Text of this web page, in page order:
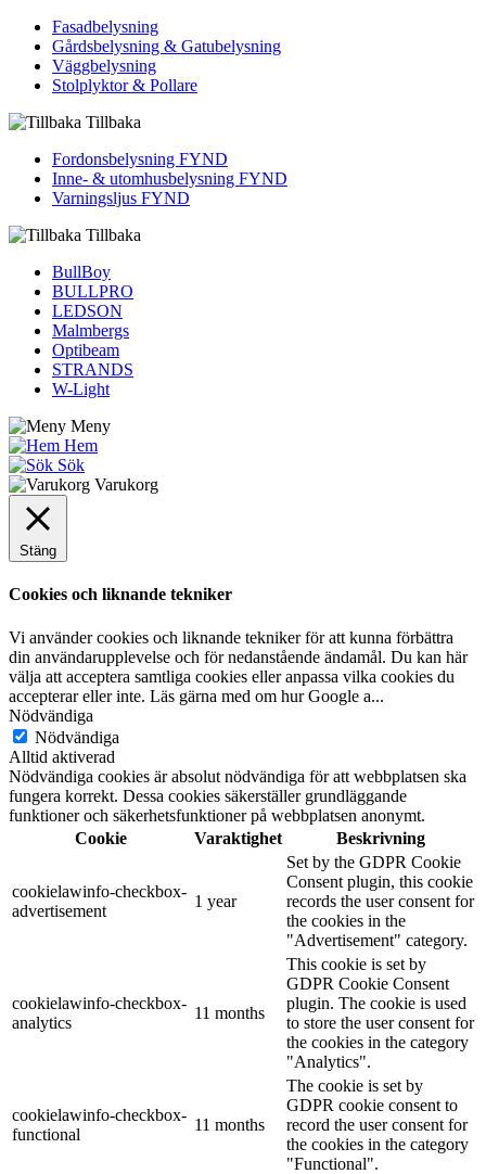
Fasadbelysning
Gårdsbelysning & Gatubelysning
Väggbelysning
Stolplyktor & Pollare
Tillbaka
Fordons­belysning FYND
Inne- & utomhus­belysning FYND
Varningsljus FYND
Tillbaka
BullBoy
BULLPRO
LEDSON
Malmbergs
Optibeam
STRANDS
W-Light
Meny
Hem
Sök
Varukorg
Stäng
Cookies och liknande tekniker
Vi använder cookies och liknande tekniker för att kunna förbättra
din användarupplevelse och för nedanstående ändamål. Du kan här
välja att acceptera samtliga cookies eller anpassa vilka cookies du
accepterar eller inte. Läs gärna med om hur Google a...
Nödvändiga
Nödvändiga
Alltid aktiverad
Nödvändiga cookies är absolut nödvändiga för att webbplatsen ska
fungera korrekt. Dessa cookies säkerställer grundläggande
funktioner och säkerhetsfunktioner på webbplatsen anonymt.
Cookie
Varaktighet Beskrivning
cookielawinfo-checkbox-
advertisement
1 year
Set by the GDPR Cookie
Consent plugin, this cookie
records the user consent for
the cookies in the
"Advertisement" category.
cookielawinfo-checkbox-
analytics
11 months
This cookie is set by
GDPR Cookie Consent
plugin. The cookie is used
to store the user consent for
the cookies in the category
"Analytics".
cookielawinfo-checkbox-
functional
11 months
The cookie is set by
GDPR cookie consent to
record the user consent for
the cookies in the category
"Functional".